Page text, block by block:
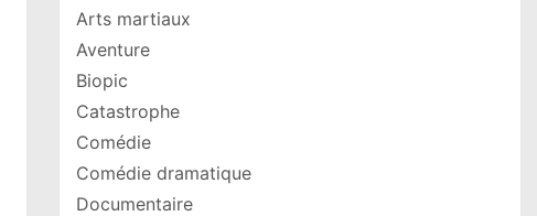
Arts martiaux
Aventure
Biopic
Catastrophe
Comédie
Comédie dramatique
Documentaire